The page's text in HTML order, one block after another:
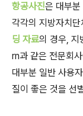
항공사진은 대부분
각각의 지방자치
딩 자료의 경우, 지
rn과 같은 전문회
대부분 일반 사용
질이 좋은 것을 선